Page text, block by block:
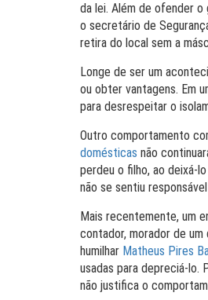
da lei. Além de ofender o
o secretário de
retira do local sem a
Longe de ser um
ou obter vantagens. Em
para desrespeitar o
Outro comportamento
domésticas não
perdeu o filho, ao deixá-
não se sentiu
Mais recentemente, um
contador, morador de
humilhar Matheus Pires
usadas para depreciá-lo.
não justifica o